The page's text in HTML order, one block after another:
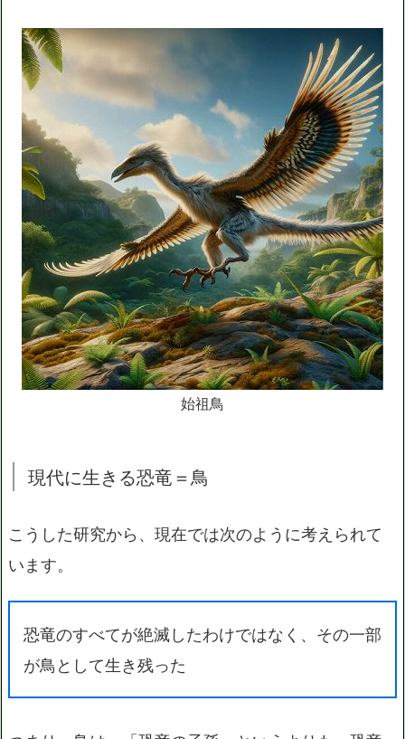
始祖鳥
現代に生きる恐竜＝鳥
こうした研究から、現在では次のように考えられて
います。
恐竜のすべてが絶滅したわけではなく、その一部
が鳥として生き残った